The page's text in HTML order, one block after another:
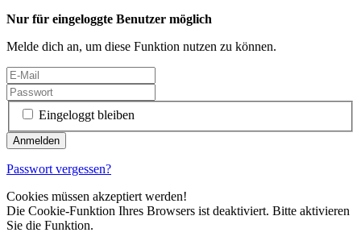
Nur für eingeloggte Benutzer möglich
Melde dich an, um diese Funktion nutzen zu können.
Eingeloggt bleiben
Passwort vergessen?
Cookies müssen akzeptiert werden!
Die Cookie-Funktion Ihres Browsers ist deaktiviert. Bitte aktivieren
Sie die Funktion.